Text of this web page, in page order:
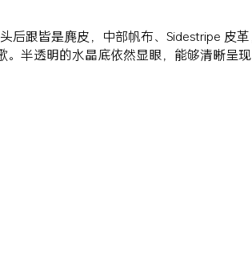
头后跟皆是麂皮，中部帆布、Sidestripe 皮
半透明的水晶底依然显眼，能够清晰呈现